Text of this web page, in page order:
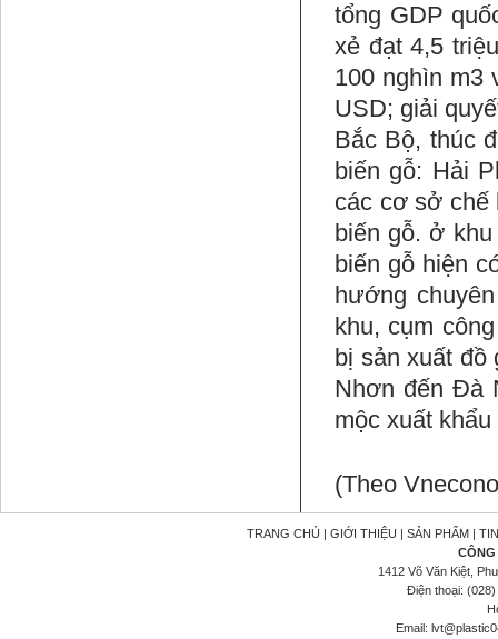
tổng GDP
xẻ đạt 4,5
100 nghìn m3
USD; giải
Bắc Bộ, thúc
biến gỗ: Hải
các cơ sở chế
biến gỗ. ở
biến gỗ hiện
hướng
khu, cụm
bị sản xuất đồ
Nhơn đến Đà
mộc xuất
(Theo
TRANG CHỦ | GIỚI THIỆU | SẢN PHẨM |
CÔNG
1412 Võ Văn Kiệt,
Điện thoại:
Email: